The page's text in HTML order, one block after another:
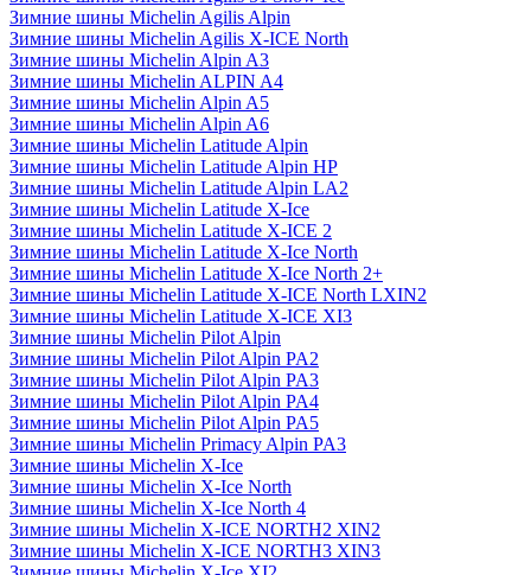
Зимние шины Michelin Agilis Alpin
Зимние шины Michelin Agilis X-ICE North
Зимние шины Michelin Alpin A3
Зимние шины Michelin ALPIN A4
Зимние шины Michelin Alpin A5
Зимние шины Michelin Alpin A6
Зимние шины Michelin Latitude Alpin
Зимние шины Michelin Latitude Alpin HP
Зимние шины Michelin Latitude Alpin LA2
Зимние шины Michelin Latitude X-Ice
Зимние шины Michelin Latitude X-ICE 2
Зимние шины Michelin Latitude X-Ice North
Зимние шины Michelin Latitude X-Ice North 2+
Зимние шины Michelin Latitude X-ICE North LXIN2
Зимние шины Michelin Latitude X-ICE XI3
Зимние шины Michelin Pilot Alpin
Зимние шины Michelin Pilot Alpin PA2
Зимние шины Michelin Pilot Alpin PA3
Зимние шины Michelin Pilot Alpin PA4
Зимние шины Michelin Pilot Alpin PA5
Зимние шины Michelin Primacy Alpin PA3
Зимние шины Michelin X-Ice
Зимние шины Michelin X-Ice North
Зимние шины Michelin X-Ice North 4
Зимние шины Michelin X-ICE NORTH2 XIN2
Зимние шины Michelin X-ICE NORTH3 XIN3